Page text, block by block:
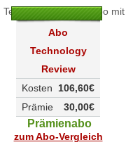
Abo
Technology
Review
106,60€
Kosten
30,00€
Prämie
Prämienabo
zum Abo-Vergleich